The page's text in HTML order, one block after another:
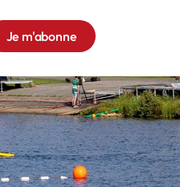
Je m'abonne